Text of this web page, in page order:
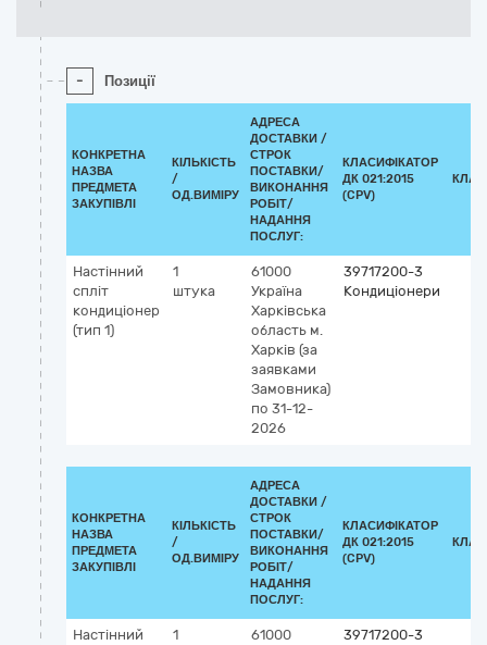
- Позиції
КОНКРЕТНА
НАЗВА
ПРЕДМЕТА
ЗАКУПІВЛІ
КІЛЬКІСТЬ
/
ОД.ВИМІРУ
АДРЕСА
ДОСТАВКИ /
СТРОК
ПОСТАВКИ/
ВИКОНАННЯ
РОБІТ/
НАДАННЯ
ПОСЛУГ:
КЛАСИФІКАТОР
ДК 021:2015
(CPV)
Настінний
спліт
кондиціонер
(тип 1)
1
штука
61000
Україна
Харківська
область м.
Харків (за
заявками
Замовника)
по 31-12-
2026
39717200-3
Кондиціонери
КОНКРЕТНА
НАЗВА
ПРЕДМЕТА
ЗАКУПІВЛІ
КІЛЬКІСТЬ
/
ОД.ВИМІРУ
АДРЕСА
ДОСТАВКИ /
СТРОК
ПОСТАВКИ/
ВИКОНАННЯ
РОБІТ/
НАДАННЯ
ПОСЛУГ:
КЛАСИФІКАТОР
ДК 021:2015
(CPV)
Настінний
1
61000
39717200-3